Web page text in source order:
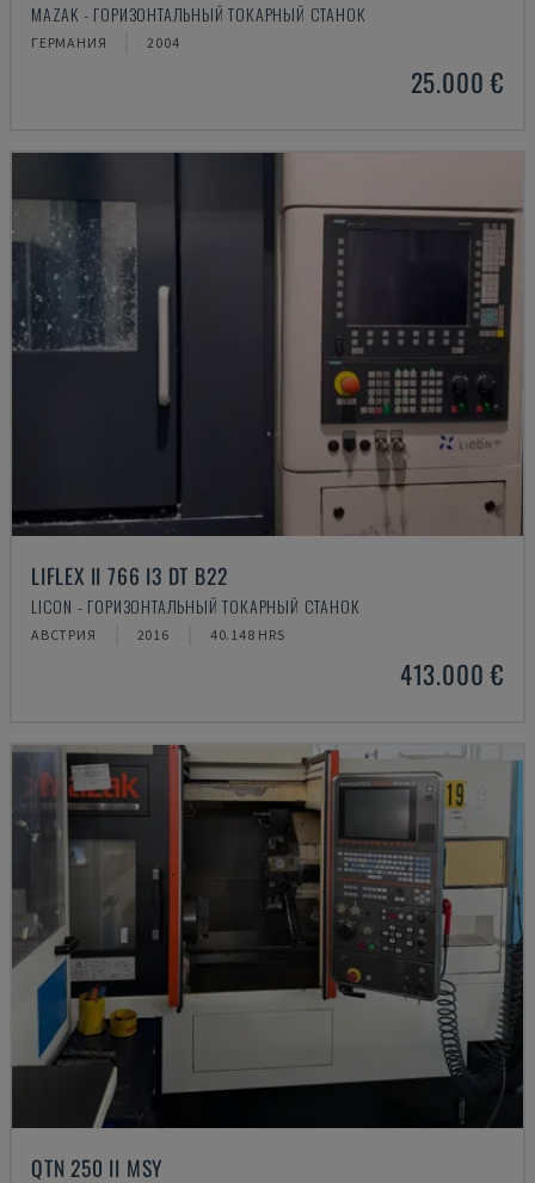
MAZAK - ГОРИЗОНТАЛЬНЫЙ ТОКАРНЫЙ СТАНОК
ГЕРМАНИЯ 2004
25.000 €
LIFLEX II 766 I3 DT B22
LICON - ГОРИЗОНТАЛЬНЫЙ ТОКАРНЫЙ СТАНОК
АВСТРИЯ 2016 40.148 HRS
413.000 €
QTN 250 II MSY